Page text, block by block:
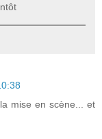
mise en scène... et